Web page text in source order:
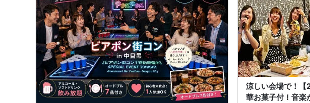
涼しい会場で！
華お菓子付！音楽